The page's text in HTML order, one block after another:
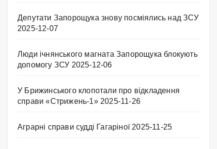
Депутати Запорощука знову посміялись над ЗСУ
2025-12-07
Люди ічнянського магната Запорощука блокують
допомогу ЗСУ 2025-12-06
У Брижинського клопотали про відкладення
справи «Стрижень-1» 2025-11-26
Аграрні справи судді Гагаріної 2025-11-25